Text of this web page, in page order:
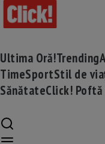
Ultima Oră!Trending
TimeSportStil de
SănătateClick! Poftă